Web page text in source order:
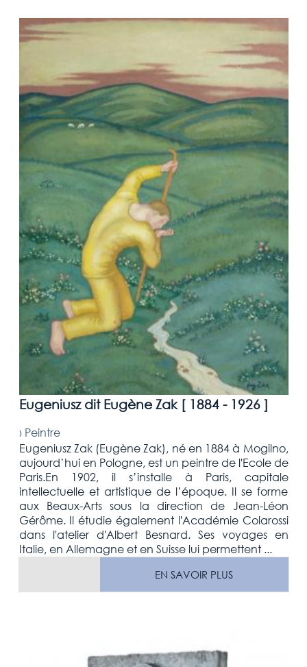
Eugeniusz dit Eugène Zak [ 1884 - 1926]
› Peintre
Eugeniusz Zak (Eugène Zak), né en 1884 à Mogilno,
aujourd’hui en Pologne, est un peintre de l'Ecole de
Paris.En 1902, il s’installe à Paris, capitale
intellectuelle et artistique de l’époque. Il se forme
aux Beaux-Arts sous la direction de Jean-Léon
Gérôme. Il étudie également l'Académie Colarossi
dans l'atelier d'Albert Besnard. Ses voyages en
Italie, en Allemagne et en Suisse lui permettent ...
EN SAVOIR PLUS